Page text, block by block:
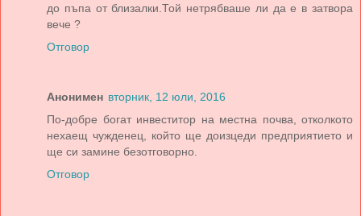
до пъпа от близалки.Той нетрябваше ли да е в затвора
вече ?
Отговор
Анонимен вторник, 12 юли, 2016
По-добре богат инвеститор на местна почва, отколкото
нехаещ чужденец, който ще доизцеди предприятието и
ще си замине безотговорно.
Отговор